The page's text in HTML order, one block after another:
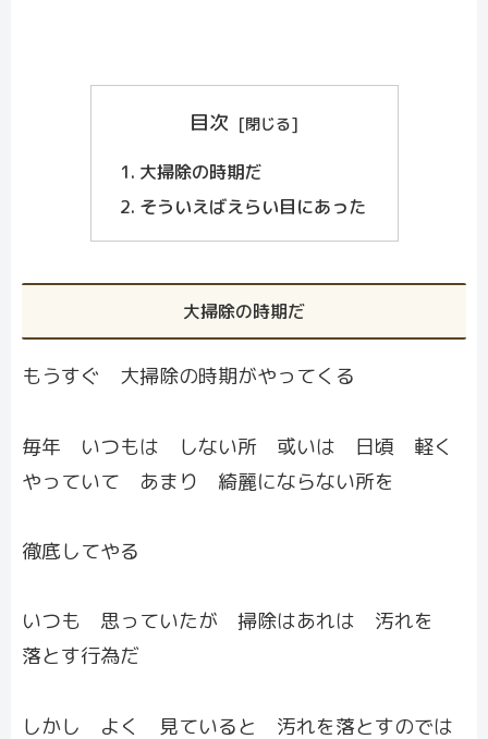
目次
大掃除の時期だ
そういえばえらい目にあった
大掃除の時期だ
もうすぐ 大掃除の時期がやってくる
毎年 いつもは しない所 或いは 日頃 軽く
やっていて あまり 綺麗にならない所を
徹底してやる
いつも 思っていたが 掃除はあれは 汚れを
落とす行為だ
しかし よく 見ていると 汚れを落とすのでは